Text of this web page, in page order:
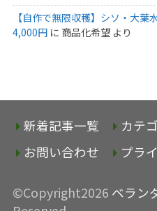
【自作で無限収穫】シソ・大
4,000円に 商品化希望より
新着記事一覧
カテ
お問い合わせ
プラ
©Copyright2026 ベラン